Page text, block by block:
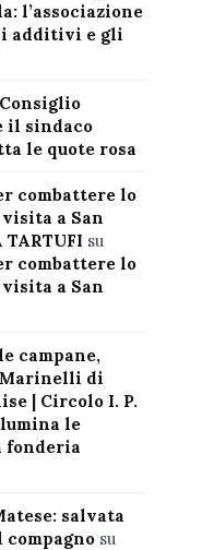
l’associazione
additivi e gli
il sindaco
le quote rosa
combattere lo
a San
su
combattere lo
a San
campane,
di
| Circolo I. P.
le
fonderia
salvata
su